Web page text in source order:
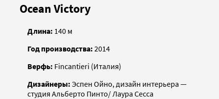
Ocean Victory
Длина: 140 м
Год производства: 2014
Верфь: Fincantieri (Италия)
Дизайнеры: Эспен Ойно, дизайн интерьера —
студия Альберто Пинто/ Лаура Сесса